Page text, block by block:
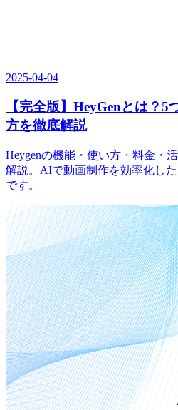
2025-04-04
【完全版】HeyGenとは？
方を徹底解説
Heygenの機能・使い方・料金・
解説。AIで動画制作を効率化し
です。